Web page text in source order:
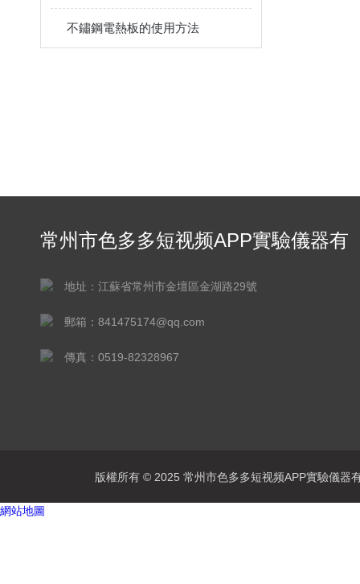
不鏽鋼電熱板的使用方法
常州市色多多短视频APP實驗儀器有
地址：江蘇省常州市金壇區金湖路29號
郵箱：841475174@qq.com
傳真：0519-82328967
版權所有 © 2025 常州市色多多短视频APP實驗儀
網站地圖